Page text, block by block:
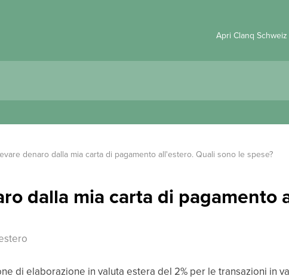
Apri Clanq Schweiz
denaro dalla mia carta di pagamento all'estero. Quali sono le spese?
dalla mia carta di pagamento
di elaborazione in valuta estera del 2% per le transazioni in